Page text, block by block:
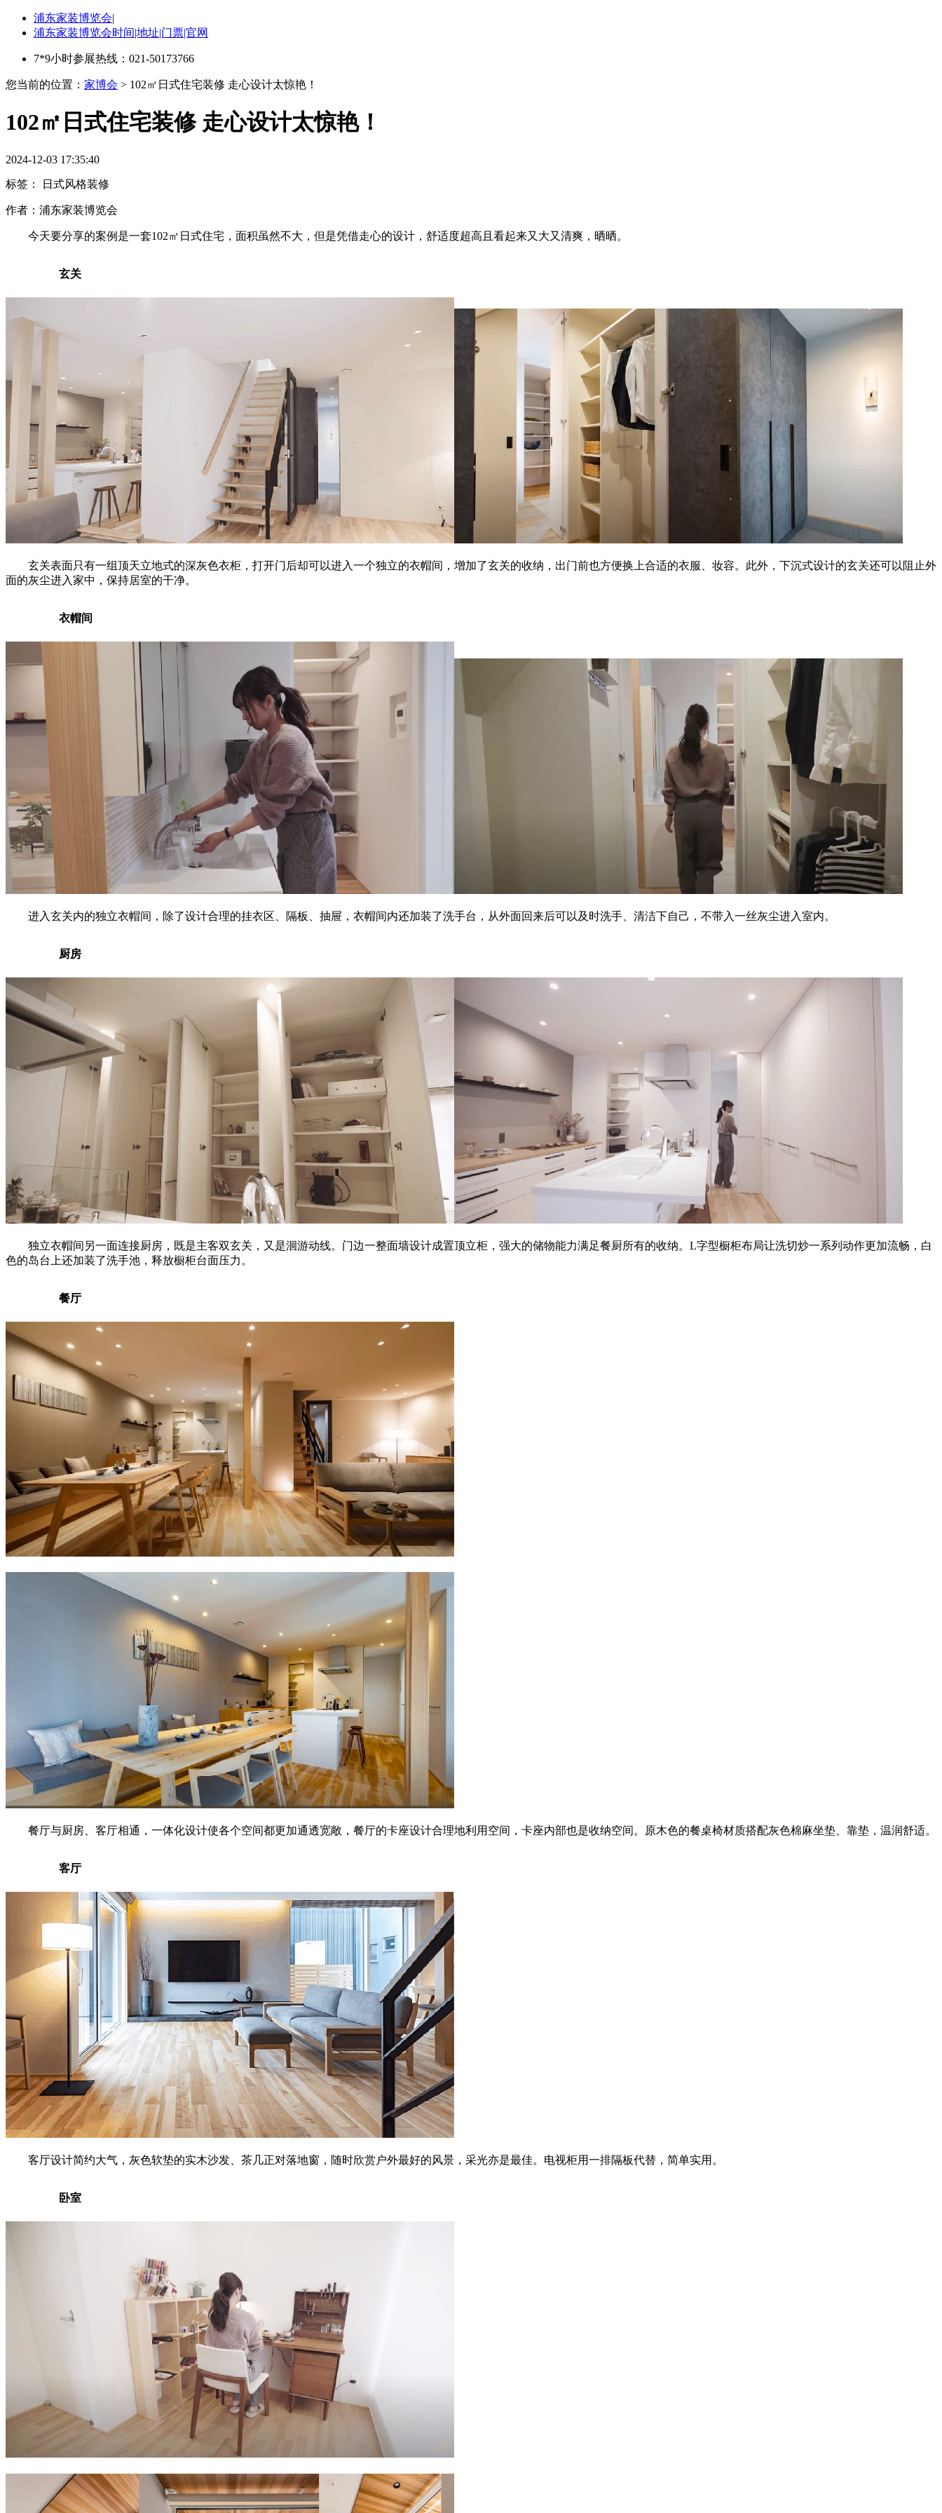
浦东家装博览会|
浦东家装博览会时间|地址|门票|官网
7*9小时参展热线：021-50173766
您当前的位置： 家博会 > 102㎡日式住宅装修 走心设计太惊艳！
102㎡日式住宅装修 走心设计太惊艳！
2024-12-03 17:35:40
标签： 日式风格装修
作者： 浦东家装博览会
今天要分享的案例是一套102㎡日式住宅，面积虽然不大，但是凭借走心的设计，舒适度超高且看起来又大又清爽，晒晒。
玄关
玄关表面只有一组顶天立地式的深灰色衣柜，打开门后却可以进入一个独立的衣帽间，增加了玄关的收纳，出门前也方便换上合适的衣服、妆容。此外，下沉式设计的玄关还可以阻止外
面的灰尘进入家中，保持居室的干净。
衣帽间
进入玄关内的独立衣帽间，除了设计合理的挂衣区、隔板、抽屉，衣帽间内还加装了洗手台，从外面回来后可以及时洗手、清洁下自己，不带入一丝灰尘进入室内。
厨房
独立衣帽间另一面连接厨房，既是主客双玄关，又是洄游动线。门边一整面墙设计成置顶立柜，强大的储物能力满足餐厨所有的收纳。L字型橱柜布局让洗切炒一系列动作更加流畅，白
色的岛台上还加装了洗手池，释放橱柜台面压力。
餐厅
餐厅与厨房、客厅相通，一体化设计使各个空间都更加通透宽敞，餐厅的卡座设计合理地利用空间，卡座内部也是收纳空间。原木色的餐桌椅材质搭配灰色棉麻坐垫、靠垫，温润舒适。
客厅
客厅设计简约大气，灰色软垫的实木沙发、茶几正对落地窗，随时欣赏户外最好的风景，采光亦是最佳。电视柜用一排隔板代替，简单实用。
卧室